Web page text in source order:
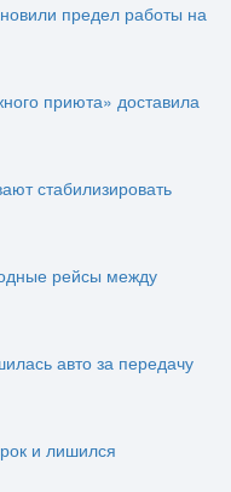
предел работы на
приюта» доставила
стабилизировать
рейсы между
авто за передачу
и лишился